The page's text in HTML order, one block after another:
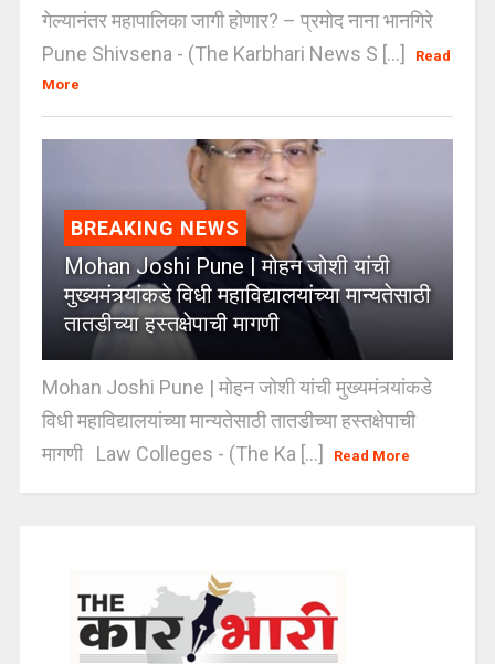
गेल्यानंतर महापालिका जागी होणार? – प्रमोद नाना भानगिरे
Pune Shivsena - (The Karbhari News S [...]
Read
More
BREAKING NEWS
Mohan Joshi Pune | मोहन जोशी यांची
मुख्यमंत्र्यांकडे विधी महाविद्यालयांच्या मान्यतेसाठी
तातडीच्या हस्तक्षेपाची मागणी
Mohan Joshi Pune | मोहन जोशी यांची मुख्यमंत्र्यांकडे
विधी महाविद्यालयांच्या मान्यतेसाठी तातडीच्या हस्तक्षेपाची
मागणी Law Colleges - (The Ka [...]
Read More